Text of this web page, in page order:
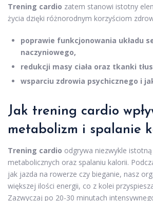
Trening cardio zatem stanowi istotny
życia dzięki różnorodnym korzyściom
poprawie funkcjonowania układu
naczyniowego,
redukcji masy ciała oraz tkanki
wsparciu zdrowia psychicznego i
Jak trening cardio
metabolizm i spalanie
Trening cardio odgrywa niezwykle
metabolicznych oraz spalaniu kalorii.
jak jazda na rowerze czy bieganie, nasz
większej ilości energii, co z kolei
Zazwyczaj po 20-30 minutach